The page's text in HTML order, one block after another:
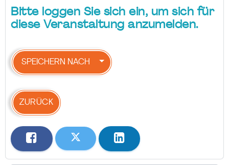
Bitte loggen Sie sich ein, um sich für
diese Veranstaltung anzumelden.
SPEICHERN NACH
ZURÜCK